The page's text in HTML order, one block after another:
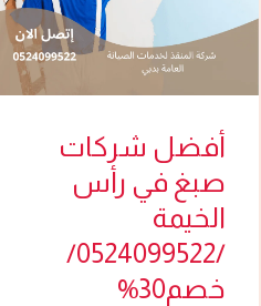
أفضل شركات
صبغ في رأس
الخيمة
/0524099522/
خصم30%
الخيمة
/0524099522/
خصم30%